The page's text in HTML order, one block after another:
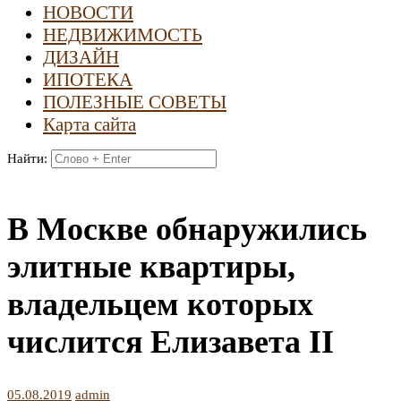
НОВОСТИ
НЕДВИЖИМОСТЬ
ДИЗАЙН
ИПОТЕКА
ПОЛЕЗНЫЕ СОВЕТЫ
Карта сайта
Найти:
В Москве обнаружились
элитные квартиры,
владельцем которых
числится Елизавета II
05.08.2019 admin